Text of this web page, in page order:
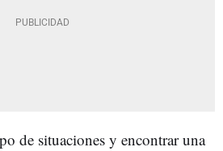
de situaciones y encontrar una